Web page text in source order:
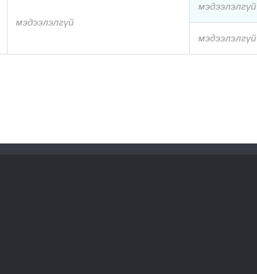
мэдээлэлгүй
мэдээлэлгүй
мэдээлэлгүй